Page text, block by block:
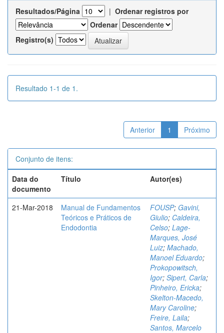
Resultados/Página | Ordenar registros por
Ordenar
Registro(s)
Resultado 1-1 de 1.
Anterior 1 Próximo
Conjunto de itens:
Data do
documento
Título Autor(es)
21-Mar-2018
Manual de Fundamentos
Teóricos e Práticos de
Endodontia
FOUSP; Gavini,
Giulio; Caldeira,
Celso; Lage-
Marques, José
Luiz; Machado,
Manoel Eduardo;
Prokopowitsch,
Igor; Sipert, Carla;
Pinheiro, Ericka;
Skelton-Macedo,
Mary Caroline;
Freire, Laila;
Santos, Marcelo